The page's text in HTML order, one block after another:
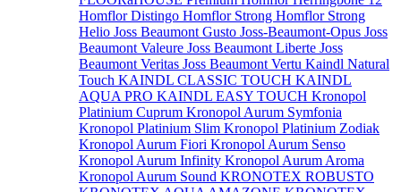
Homflor Distingo Homflor Strong Homflor Strong
Helio Joss Beaumont Gusto Joss-Beaumont-Opus Joss
Beaumont Valeure Joss Beaumont Liberte Joss
Beaumont Veritas Joss Beaumont Vertu Kaindl Natural
Touch KAINDL CLASSIC TOUCH KAINDL
AQUA PRO KAINDL EASY TOUCH Kronopol
Platinium Cuprum Kronopol Aurum Symfonia
Kronopol Platinium Slim Kronopol Platinium Zodiak
Kronopol Aurum Fiori Kronopol Aurum Senso
Kronopol Aurum Infinity Kronopol Aurum Aroma
Kronopol Aurum Sound KRONOTEX ROBUSTO